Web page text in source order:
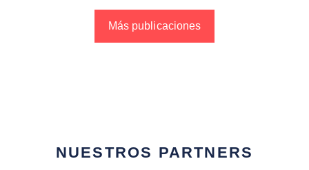
Más publicaciones
NUESTROS PARTNERS